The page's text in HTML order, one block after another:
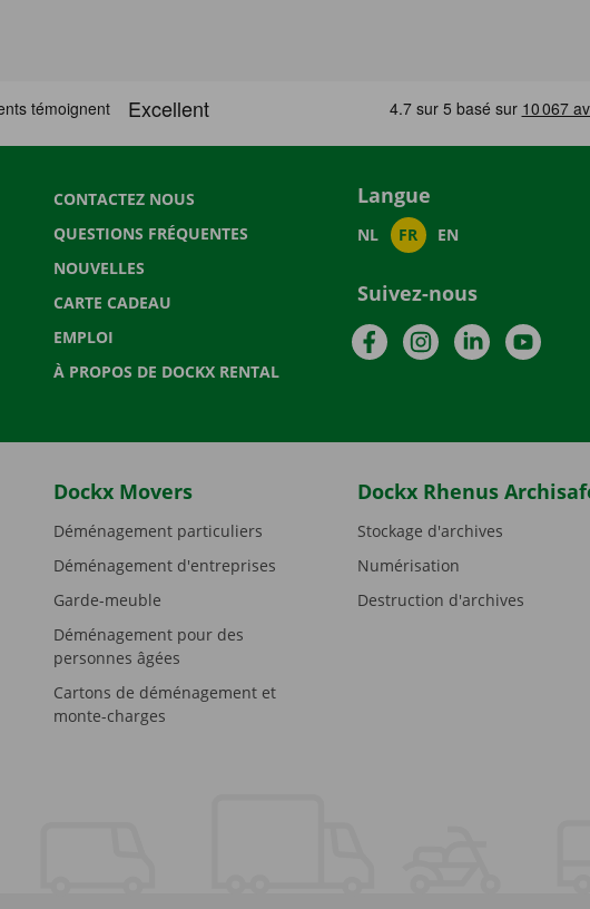
CONTACTEZ NOUS
QUESTIONS FRÉQUENTES
NOUVELLES
CARTE CADEAU
EMPLOI
À PROPOS DE DOCKX RENTAL
Langue
NL FR EN
Suivez-nous
FacebookInstagramLinkedIn
Dockx Movers
Déménagement particuliers
Déménagement d'entreprises
Garde-meuble
Déménagement pour des
personnes âgées
Cartons de déménagement et
monte-charges
Dockx Rhenus
Stockage d'archives
Numérisation
Destruction d'archives